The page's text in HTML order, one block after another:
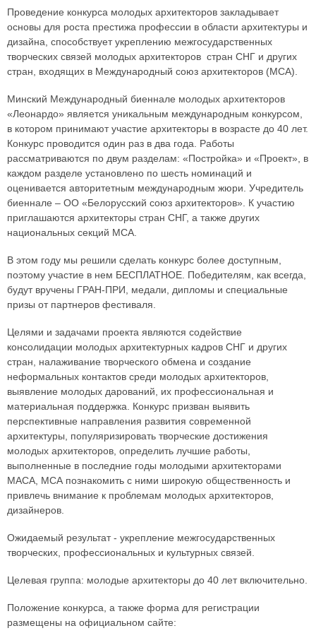
Проведение конкурса молодых архитекторов закладывает
основы для роста престижа профессии в области архитектуры и
дизайна, способствует укреплению межгосударственных
творческих связей молодых архитекторов стран СНГ и других
стран, входящих в Международный союз архитекторов (МСА).
Минский Международный биеннале молодых архитекторов
«Леонардо» является уникальным международным конкурсом,
в котором принимают участие архитекторы в возрасте до 40 лет.
Конкурс проводится один раз в два года. Работы
рассматриваются по двум разделам: «Постройка» и «Проект», в
каждом разделе установлено по шесть номинаций и
оценивается авторитетным международным жюри. Учредитель
биеннале – ОО «Белорусский союз архитекторов». К участию
приглашаются архитекторы стран СНГ, а также других
национальных секций МСА.
В этом году мы решили сделать конкурс более доступным,
поэтому участие в нем БЕСПЛАТНОЕ. Победителям, как всегда,
будут вручены ГРАН-ПРИ, медали, дипломы и специальные
призы от партнеров фестиваля.
Целями и задачами проекта являются содействие
консолидации молодых архитектурных кадров СНГ и других
стран, налаживание творческого обмена и создание
неформальных контактов среди молодых архитекторов,
выявление молодых дарований, их профессиональная и
материальная поддержка. Конкурс призван выявить
перспективные направления развития современной
архитектуры, популяризировать творческие достижения
молодых архитекторов, определить лучшие работы,
выполненные в последние годы молодыми архитекторами
МАСА, МСА познакомить с ними широкую общественность и
привлечь внимание к проблемам молодых архитекторов,
дизайнеров.
Ожидаемый результат - укрепление межгосударственных
творческих, профессиональных и культурных связей.
Целевая группа: молодые архитекторы до 40 лет включительно.
Положение конкурса, а также форма для регистрации
размещены на официальном сайте: